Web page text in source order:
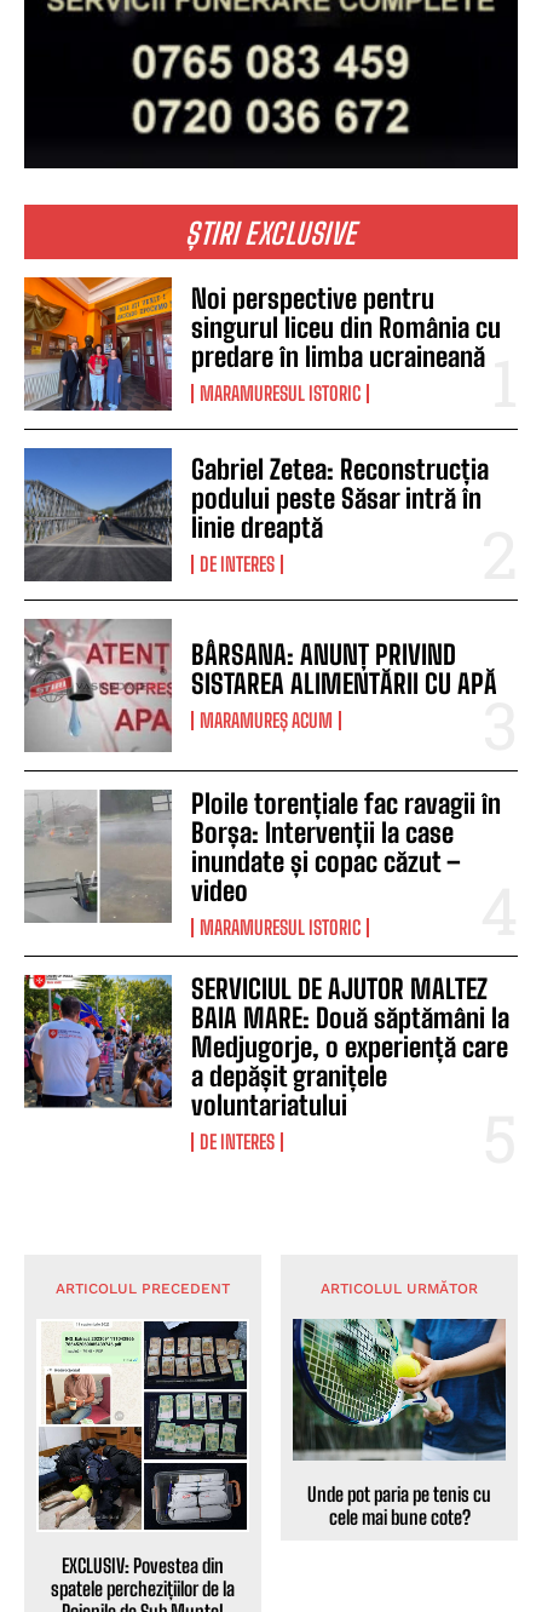
ȘTIRI EXCLUSIVE
Noi perspective pentru
singurul liceu din România cu
predare în limba ucraineană
MARAMURESUL ISTORIC
Gabriel Zetea: Reconstrucția
podului peste Săsar intră în
linie dreaptă
DE INTERES
BÂRSANA: ANUNȚ PRIVIND
SISTAREA ALIMENTĂRII CU APĂ
MARAMUREȘ ACUM
Ploile torențiale fac ravagii în
Borșa: Intervenții la case
inundate și copac căzut –
video
MARAMURESUL ISTORIC
SERVICIUL DE AJUTOR MALTEZ
BAIA MARE: Două săptămâni la
Medjugorje, o experiență care
a depășit granițele
voluntariatului
DE INTERES
ARTICOLUL PRECEDENT
EXCLUSIV: Povestea din
spatele perchezițiilor de la
ARTICOLUL URMĂTOR
Unde pot paria pe tenis cu
cele mai bune cote?